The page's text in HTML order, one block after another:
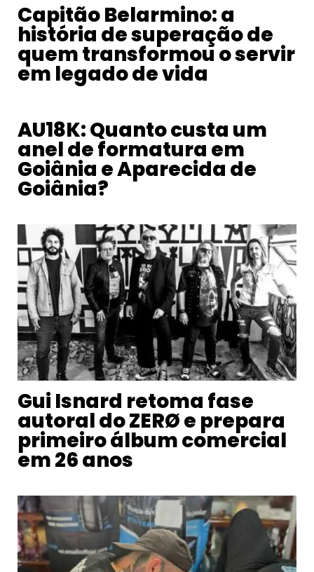
Capitão Belarmino: a
história de superação de
quem transformou o servir
em legado de vida
AU18K: Quanto custa um
anel de formatura em
Goiânia e Aparecida de
Goiânia?
Gui Isnard retoma fase
autoral do ZERØ e prepara
primeiro álbum comercial
em 26 anos